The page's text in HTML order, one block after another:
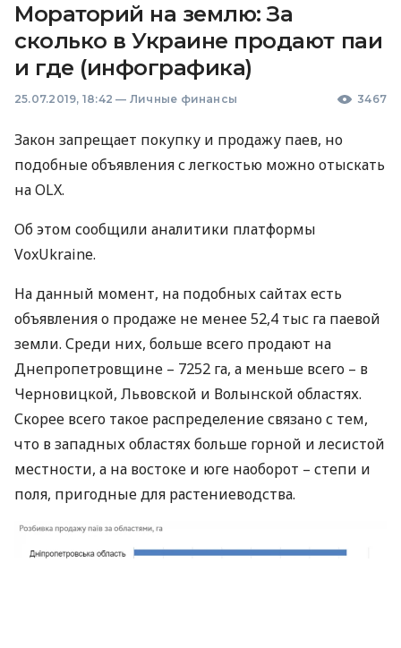
Мораторий на землю: За
сколько в Украине продают паи
и где (инфографика)
25.07.2019, 18:42 — Личные финансы 3467
Закон запрещает покупку и продажу паев, но
подобные объявления с легкостью можно отыскать
наOLX.
Об этом сообщили аналитики платформы
VoxUkraine.
На данный момент, на подобных сайтах есть
объявления о продаже не менее 52,4 тыс га паевой
земли. Среди них, больше всего продают на
Днепропетровщине – 7252 га, а меньше всего – в
Черновицкой, Львовской и Волынской областях.
Скорее всего такое распределение связано с тем,
что в западных областях больше горной и лесистой
местности, а на востоке и юге наоборот – степи и
поля, пригодные для растениеводства.